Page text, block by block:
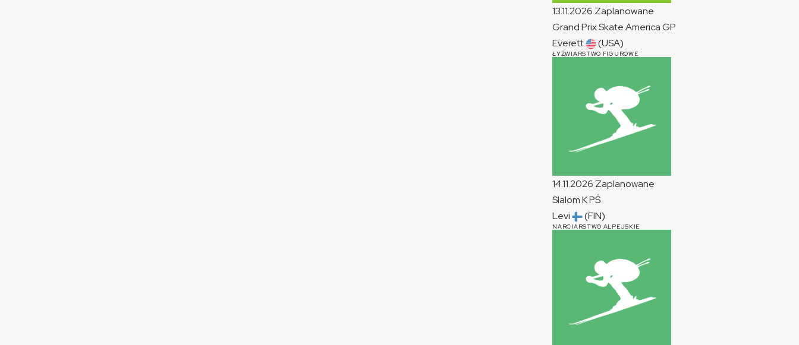
13.11.2026 Zaplanowane
Grand Prix Skate AmericaGP
Everett
(USA)
ŁYŻWIARSTWO FIGUROWE
14.11.2026 Zaplanowane
SlalomKPŚ
Levi
(FIN)
NARCIARSTWO ALPEJSKIE